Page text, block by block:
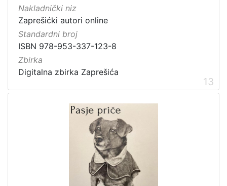
Nakladnički niz
Zaprešićki autori online
Standardni broj
ISBN 978-953-337-123-8
Zbirka
Digitalna zbirka Zaprešića
13